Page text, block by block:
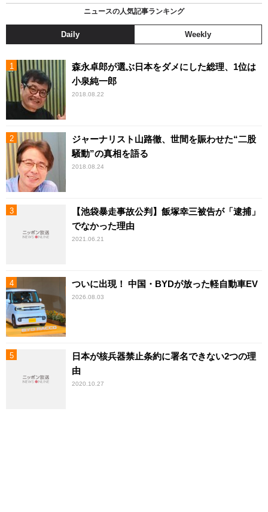
ニュースの人気記事ランキング
Daily Weekly
森永卓郎が選ぶ日本をダメにした総理、1位は
小泉純一郎
2018.08.22
ジャーナリスト山路徹、世間を賑わせた“二股
騒動”の真相を語る
2018.08.24
【池袋暴走事故公判】飯塚幸三被告が「逮捕」
でなかった理由
2021.06.21
ついに出現！ 中国・BYDが放った軽自動車EV
2026.08.03
日本が核兵器禁止条約に署名できない2つの理
由
2020.10.27